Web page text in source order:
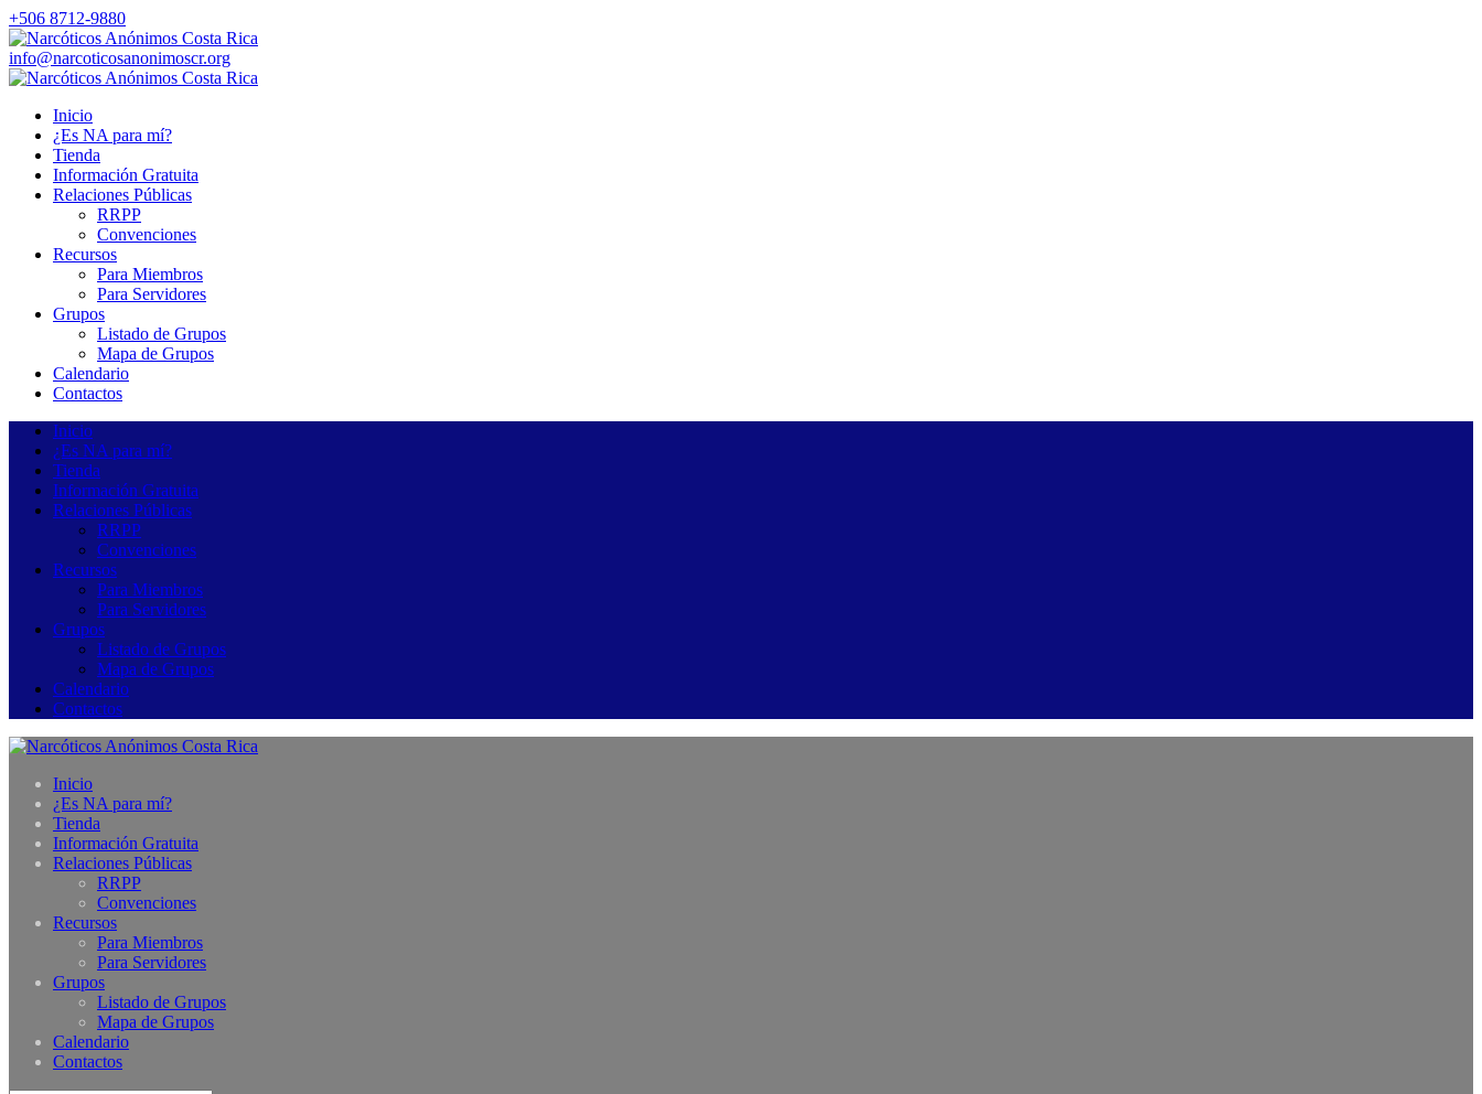
+506 8712-9880
info@narcoticosanonimoscr.org
Inicio
¿Es NA para mí?
Tienda
Información Gratuita
Relaciones Públicas
RRPP
Convenciones
Recursos
Para Miembros
Para Servidores
Grupos
Listado de Grupos
Mapa de Grupos
Calendario
Contactos
Inicio
¿Es NA para mí?
Tienda
Información Gratuita
Relaciones Públicas
RRPP
Convenciones
Recursos
Para Miembros
Para Servidores
Grupos
Listado de Grupos
Mapa de Grupos
Calendario
Contactos
Inicio
¿Es NA para mí?
Tienda
Información Gratuita
Relaciones Públicas
RRPP
Convenciones
Recursos
Para Miembros
Para Servidores
Grupos
Listado de Grupos
Mapa de Grupos
Calendario
Contactos